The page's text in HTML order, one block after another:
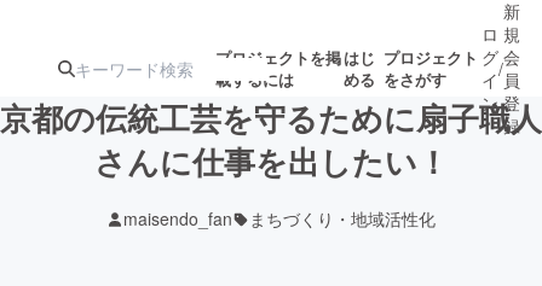
プロジェクトを掲
載するには
はじ
める
プロジェクト
をさがす
ターン
ジェクト
募集終了が近いプ
ロジェクト
されます
ロ
グ
イ
ン
/
新
規
会
員
登
録
京都の伝統工芸を守るために扇子職人
さんに仕事を出したい！
maisendo_fan まちづくり・地域活性化